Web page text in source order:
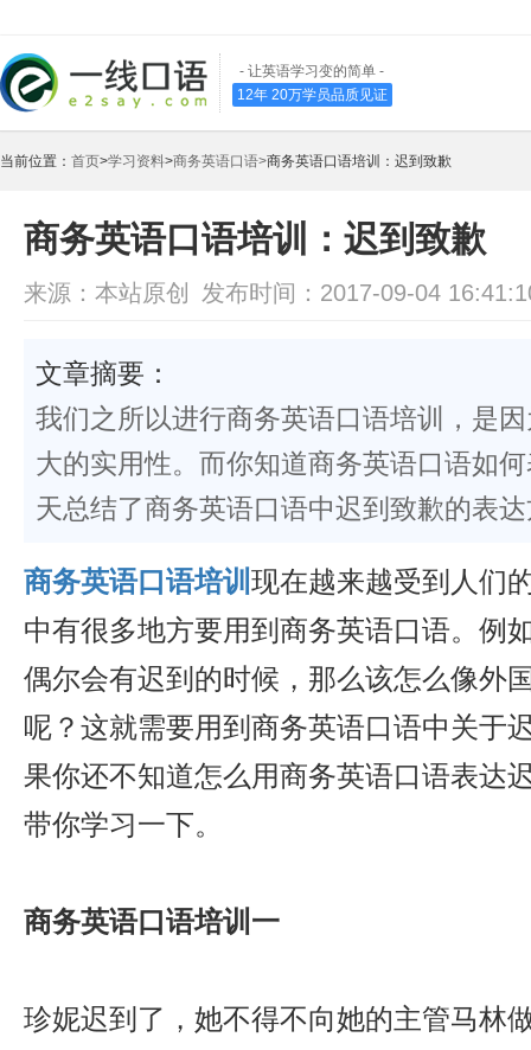
- 让英语学习变的简单 -
12年 20万学员品质见证
当前位置： 首页>学习资料>商务英语口语>商务英语口语培训：迟到致歉
商务英语口语培训：迟到致歉
来源：本站原创 发布时间：2017-09-04
文章摘要：
我们之所以进行商务英语口语培训，是
大的实用性。而你知道商务英语口语如
天总结了商务英语口语中迟到致歉的表
商务英语口语培训 现在越来越受到人们
中有很多地方要用到商务英语口语。例
偶尔会有迟到的时候，那么该怎么像外
呢？这就需要用到商务英语口语中关于
果你还不知道怎么用商务英语口语表达
带你学习一下。
商务英语口语培训一
珍妮迟到了，她不得不向她的主管马林